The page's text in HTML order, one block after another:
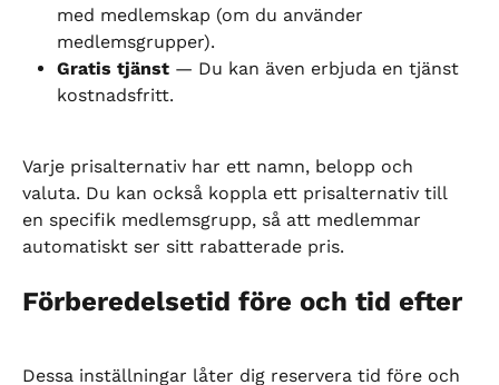
med medlemskap (om du använder
medlemsgrupper).
Gratis tjänst — Du kan även erbjuda en tjänst
kostnadsfritt.
Varje prisalternativ har ett namn, belopp och
valuta. Du kan också koppla ett prisalternativ till
en specifik medlemsgrupp, så att medlemmar
automatiskt ser sitt rabatterade pris.
Förberedelsetid före och tid efter
Dessa inställningar låter dig reservera tid före och